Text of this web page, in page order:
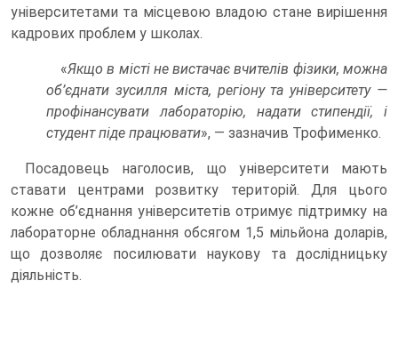
університетами та місцевою владою стане вирішення
кадрових проблем у школах.
«Якщо в місті не вистачає вчителів фізики, можна
об’єднати зусилля міста, регіону та університету —
профінансувати лабораторію, надати стипендії, і
студент піде працювати», — зазначив Трофименко.
Посадовець наголосив, що університети мають
ставати центрами розвитку територій. Для цього
кожне об’єднання університетів отримує підтримку на
лабораторне обладнання обсягом 1,5 мільйона доларів,
що дозволяє посилювати наукову та дослідницьку
діяльність.